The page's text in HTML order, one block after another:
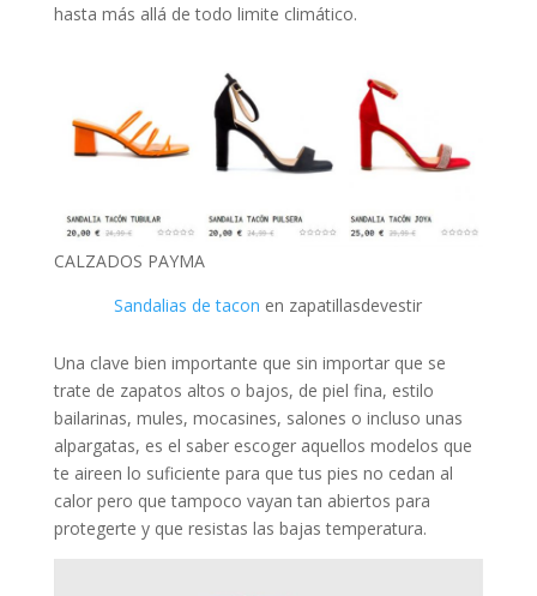
hasta más allá de todo limite climático.
CALZADOS PAYMA
Sandalias de tacon en zapatillasdevestir
Una clave bien importante que sin importar que se
trate de zapatos altos o bajos, de piel fina, estilo
bailarinas, mules, mocasines, salones o incluso unas
alpargatas, es el saber escoger aquellos modelos que
te aireen lo suficiente para que tus pies no cedan al
calor pero que tampoco vayan tan abiertos para
protegerte y que resistas las bajas temperatura.